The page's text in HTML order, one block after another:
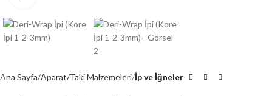
Ana Sayfa Aparat/Taki Malzemeleri İp ve İğneler